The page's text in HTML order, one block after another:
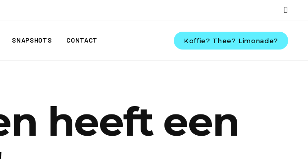
SNAPSHOTS CONTACT Koffie? Thee? Limonade?
heeft een